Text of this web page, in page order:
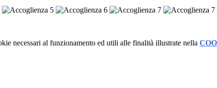
necessari al funzionamento ed utili alle finalità illustrate nella